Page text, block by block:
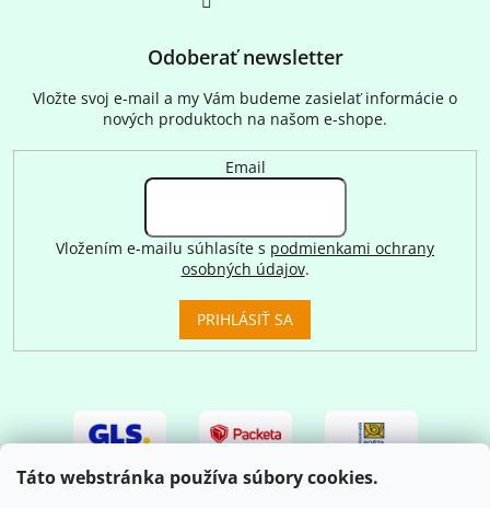
Táto webstránka používa súbory cookies.
Odoberať newsletter
Vložte svoj e-mail a my Vám budeme zasielať informácie o
nových produktoch na našom e-shope.
Email
Vložením e-mailu súhlasíte s podmienkami ochrany
osobných údajov.
PRIHLÁSIŤ SA